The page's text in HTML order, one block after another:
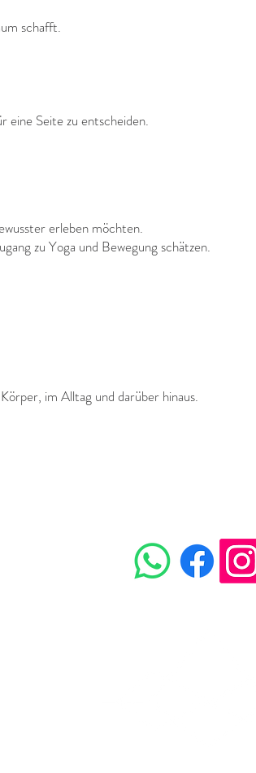
schafft.
Seite zu entscheiden.
erleben möchten.
zu Yoga und Bewegung schätzen.
im Alltag und darüber hinaus.